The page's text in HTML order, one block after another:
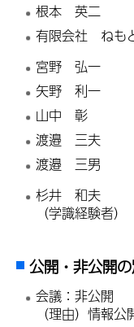
根本 英二
有限会社 ねも
宮野 弘一
矢野 利一
山中 彰
渡邉 三夫
渡邉 三男
杉井 和夫
（学識経験者）
公開・非公開
会議：非公開
（理由）情報